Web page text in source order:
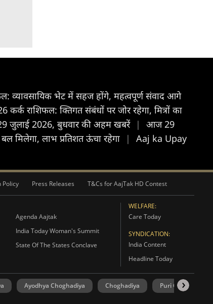
व्यावसायिक भेट में सहज होंगे, महत्वपूर्ण संवाद आगे
राशिफल: क्तिगत संबंधों पर जोर रहेगा, मित्रों का
जुलाई 2026, बुधवार की अहम खबरें |
आज 29
मिलेगा, लाभ प्रतिशत ऊंचा रहेगा |
Aaj ka Upay
Policy Press Releases T&Cs for AajTak HD Contest
Agenda Aajtak
India Today Woman's Summit
State Of The States Conclave
WELFARE:
Care Today
SYNDICATION:
India Content
Headline Today
Ayodhya Choghadiya Choghadiya Puri Choghadiya